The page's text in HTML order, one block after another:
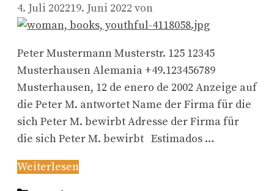
4. Juli 202219. Juni 2022 von
Peter Mustermann Musterstr. 125 12345
Musterhausen Alemania +49.123456789
Musterhausen, 12 de enero de 2002 Anzeige auf
die Peter M. antwortet Name der Firma für die
sich Peter M. bewirbt Adresse der Firma für
die sich Peter M. bewirbt Estimados …
Weiterlesen